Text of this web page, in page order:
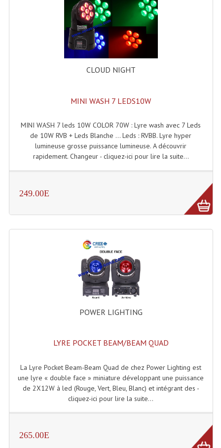
Microphones Scène Et Studio
Microphones Filaires
Micro Sans Fil HF VHF 200MHZ
Micros De Studio
Multi-Effets, Reverbes Etc...
Peripheriques Traitements Et Accessoires
Système Sans Fil In-Ear Monitoring
Table Mixages Et Contrôleurs & Consoles
Tables De Mixage DJ
Controleurs DJ USB / MP3
Consoles Numériques
Lumière
Boules À Facettes
CLOUD NIGHT
MINI WASH 7 LEDS10W
MINI WASH 7 leds 10W COLOR 70W : Lyre wash avec 7 Leds
de 10W RVB + Leds Blanche ... Leds : RVBB. Lyre hyper
lumineuse grosse puissance lumineuse. A découvrir
rapidement. Changeur - cliquez-ici pour lire la suite...
249.00E
POWER LIGHTING
LYRE POCKET BEAM/BEAM QUAD
La Lyre Pocket Beam-Beam Quad de chez Power Lighting est
une lyre « double face » miniature développant une puissance
de 2X12W à led (Rouge, Vert, Bleu, Blanc) et intégrant des -
cliquez-ici pour lire la suite...
265.00E